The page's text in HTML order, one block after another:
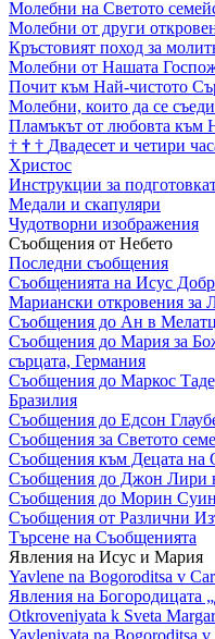
Молебни на Светото
Молебни от други
Кръстовият поход за
Молебни от Нашата
Почит към Най-чистото
Молебни, които да се
Пламъкът от любовта към
† † † Двадесет и четири
Христос
Инструкции за
Медали и скапуляри
Чудотворни изображения
Съобщения от Небето
Последни съобщения
Съобщенията на Исус
Мариански откровения за
Съобщения до Ан в
Съобщения до Мария за
сърцата, Германия
Съобщения до Маркос
Бразилия
Съобщения до Едсон
Съобщения за Светото
Съобщения към Децата
Съобщения до Джон
Съобщения до Морин
Съобщения от Различни
Търсене на Съобщенията
Явления на Исус и Мария
Yavlene na Bogoroditsa v
Явления на Богородицата
Otkroveniyata k Sveta
Yavleniyata na Bogoroditsa v